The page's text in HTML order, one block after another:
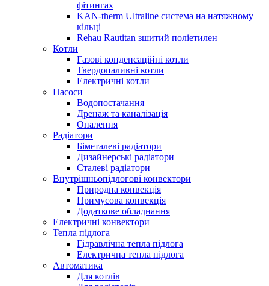
фітингах
KAN-therm Ultraline система на натяжному
кільці
Rehau Rautitan зшитий поліетилен
Котли
Газові конденсаційні котли
Твердопаливні котли
Електричні котли
Насоси
Водопостачання
Дренаж та каналізація
Опалення
Радіатори
Біметалеві радіатори
Дизайнерські радіатори
Сталеві радіатори
Внутрішньопідлогові конвектори
Природна конвекція
Примусова конвекція
Додаткове обладнання
Електричні конвектори
Тепла підлога
Гідравлічна тепла підлога
Електрична тепла підлога
Автоматика
Для котлів